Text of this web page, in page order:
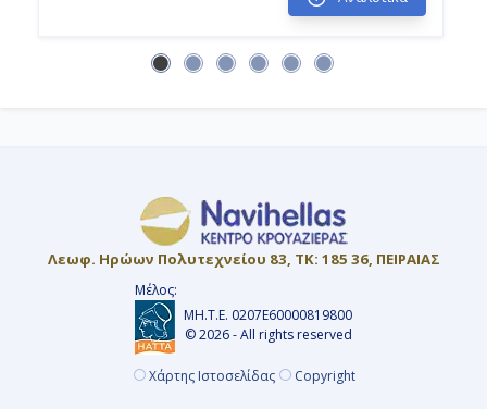
Λεωφ. Ηρώων Πολυτεχνείου 83, ΤΚ: 185 36, ΠΕΙΡΑΙΑΣ
Μέλος:
ΜΗ.Τ.Ε. 0207Ε60000819800
© 2026 - All rights reserved
Χάρτης Ιστοσελίδας Copyright